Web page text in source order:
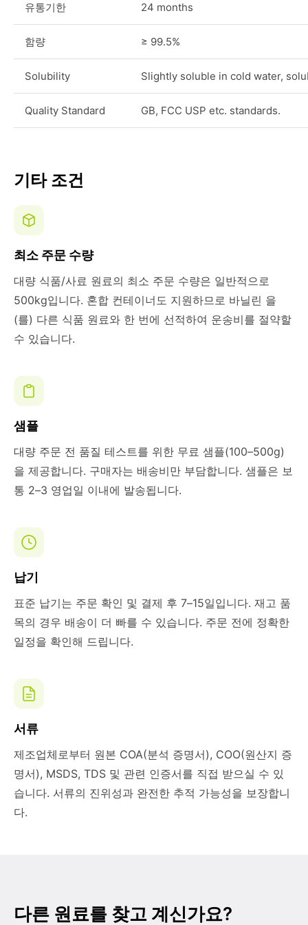
유통기한 24 months
함량 ≥ 99.5%
Solubility Slightly soluble in cold water,
Quality Standard GB, FCC USP etc. standards.
기타 조건
최소 주문 수량
대량 식품/사료 원료의 최소 주문 수량은 일반적으로
500kg입니다. 혼합 컨테이너도 지원하므로 바닐린 을
(를) 다른 식품 원료와 한 번에 선적하여 운송비를 절약할
수 있습니다.
샘플
대량 주문 전 품질 테스트를 위한 무료 샘플(100–500g)
을 제공합니다. 구매자는 배송비만 부담합니다. 샘플은 보
통 2–3 영업일 이내에 발송됩니다.
납기
표준 납기는 주문 확인 및 결제 후 7–15일입니다. 재고 품
목의 경우 배송이 더 빠를 수 있습니다. 주문 전에 정확한
일정을 확인해 드립니다.
서류
제조업체로부터 원본 COA(분석 증명서), COO(원산지 증
명서), MSDS, TDS 및 관련 인증서를 직접 받으실 수 있
습니다. 서류의 진위성과 완전한 추적 가능성을 보장합니
다.
다른 원료를 찾고 계신가요?